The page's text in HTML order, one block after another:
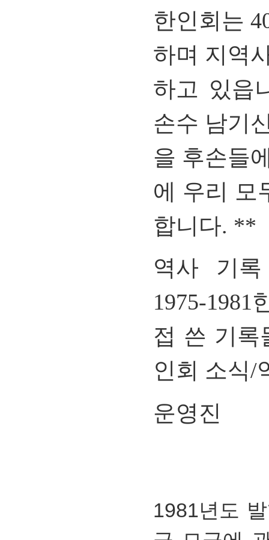
한인회는
하며 지역
하고 있읍
손수 남기
을 후손들
에 우리 모
합니다. **
역사 기
1975-1981
접 쓴 기록
인회 소식/
운영진
1981년도